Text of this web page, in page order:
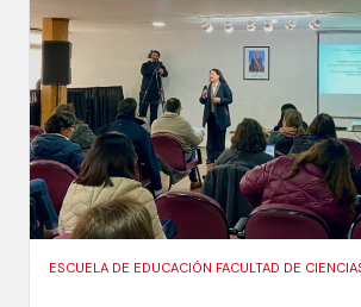
ESCUELA DE EDUCACIÓN FACULTAD DE